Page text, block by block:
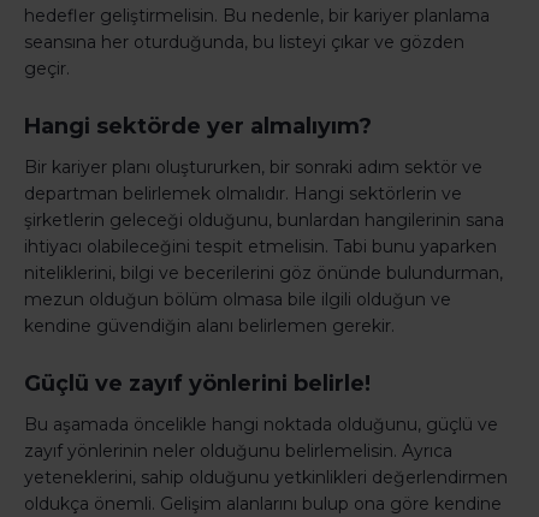
hedefler geliştirmelisin. Bu nedenle, bir kariyer planlama
seansına her oturduğunda, bu listeyi çıkar ve gözden
geçir.
Hangi sektörde yer almalıyım?
Bir kariyer planı oluştururken, bir sonraki adım sektör ve
departman belirlemek olmalıdır. Hangi sektörlerin ve
şirketlerin geleceği olduğunu, bunlardan hangilerinin sana
ihtiyacı olabileceğini tespit etmelisin. Tabi bunu yaparken
niteliklerini, bilgi ve becerilerini göz önünde bulundurman,
mezun olduğun bölüm olmasa bile ilgili olduğun ve
kendine güvendiğin alanı belirlemen gerekir.
Güçlü ve zayıf yönlerini belirle!
Bu aşamada öncelikle hangi noktada olduğunu, güçlü ve
zayıf yönlerinin neler olduğunu belirlemelisin. Ayrıca
yeteneklerini, sahip olduğunu yetkinlikleri değerlendirmen
oldukça önemli. Gelişim alanlarını bulup ona göre kendine